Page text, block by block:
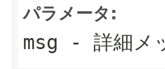
パラメータ:
msg - 詳細メ